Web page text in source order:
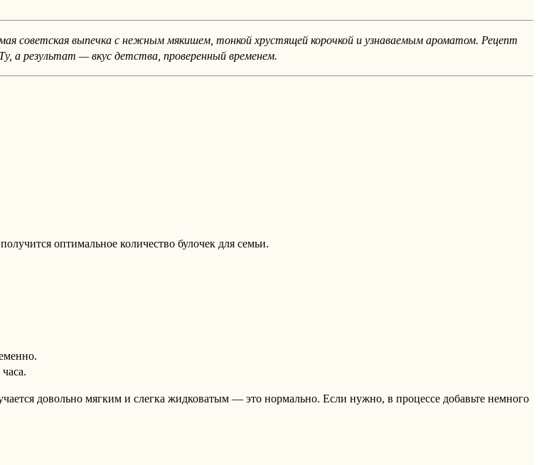
советская выпечка с нежным мякишем, тонкой хрустящей корочкой и узнаваемым ароматом. Рецепт
а результат — вкус детства, проверенный временем.
оптимальное количество булочек для семьи.
довольно мягким и слегка жидковатым — это нормально. Если нужно, в процессе добавьте немного